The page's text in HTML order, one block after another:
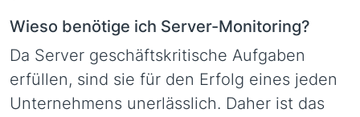
Wieso benötige ich Server-Monitoring?
Da Server geschäftskritische Aufgaben
erfüllen, sind sie für den Erfolg eines jeden
Unternehmens unerlässlich. Daher ist das